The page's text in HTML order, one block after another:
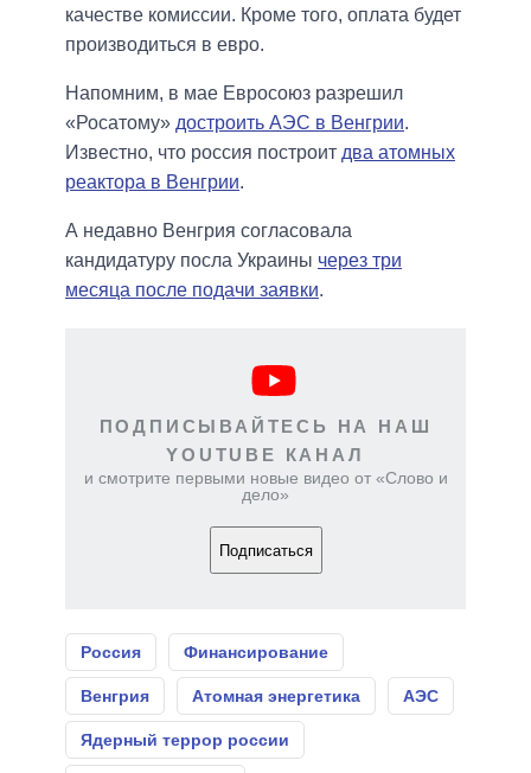
качестве комиссии. Кроме того, оплата будет
производиться в евро.
Напомним, в мае Евросоюз разрешил
«Росатому» достроить АЭС в Венгрии.
Известно, что россия построит два атомных
реактора в Венгрии.
А недавно Венгрия согласовала
кандидатуру посла Украины через три
месяца после подачи заявки.
ПОДПИСЫВАЙТЕСЬ НА НАШ
YOUTUBE КАНАЛ
и смотрите первыми новые видео от «Слово и
дело»
Подписаться
Россия Финансирование
Венгрия Атомная энергетика АЭС
Ядерный террор россии